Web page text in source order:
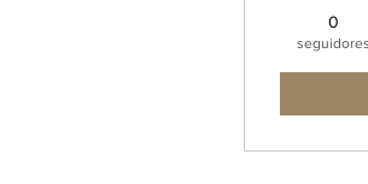
0
seguidores